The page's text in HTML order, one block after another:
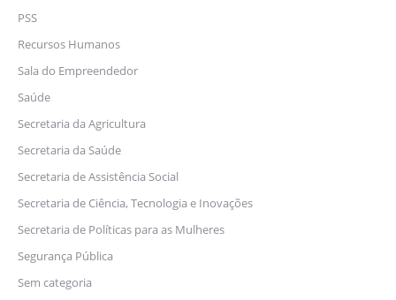
PSS
Recursos Humanos
Sala do Empreendedor
Saúde
Secretaria da Agricultura
Secretaria da Saúde
Secretaria de Assistência Social
Secretaria de Ciência, Tecnologia e Inovações
Secretaria de Políticas para as Mulheres
Segurança Pública
Sem categoria